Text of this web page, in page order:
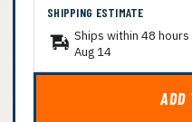
SHIPPING ESTIMATE
Ships within 48
Aug 14
ADD